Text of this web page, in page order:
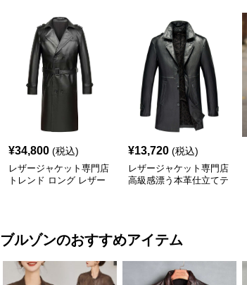
¥34,800 (税込)
レザージャケット専門店
トレンド ロング レザー
¥13,720 (税込)
レザージャケット専門店
高級感漂う本革仕立てテ
ブルゾンのおすすめアイテム